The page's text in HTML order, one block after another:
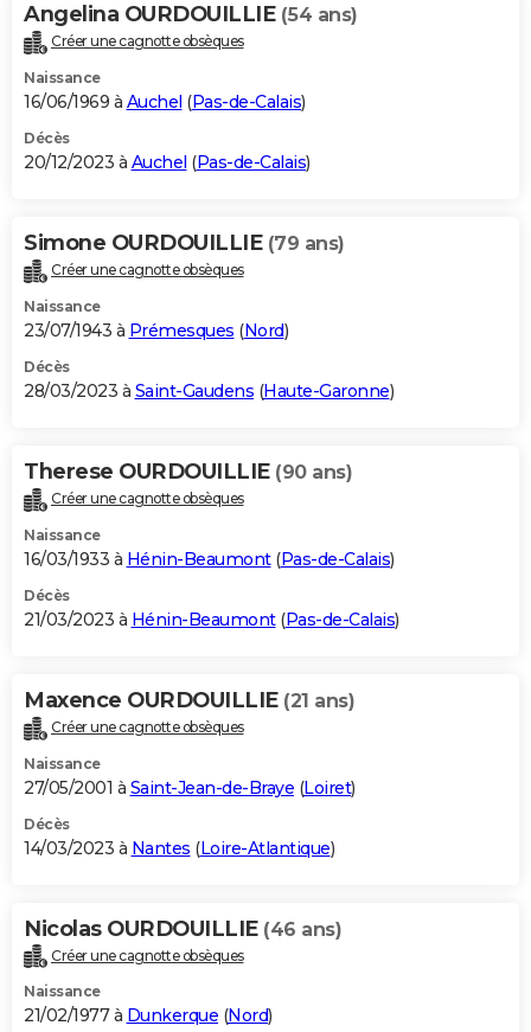
Angelina OURDOUILLIE (54 ans)
Créer une cagnotte obsèques
Naissance
16/06/1969 à Auchel (Pas-de-Calais)
Décès
20/12/2023 à Auchel (Pas-de-Calais)
Simone OURDOUILLIE (79 ans)
Créer une cagnotte obsèques
Naissance
23/07/1943 à Prémesques (Nord)
Décès
28/03/2023 à Saint-Gaudens (Haute-Garonne)
Therese OURDOUILLIE (90 ans)
Créer une cagnotte obsèques
Naissance
16/03/1933 à Hénin-Beaumont(Pas-de-Calais)
Décès
21/03/2023 à Hénin-Beaumont(Pas-de-Calais)
Maxence OURDOUILLIE (21 ans)
Créer une cagnotte obsèques
Naissance
27/05/2001 à Saint-Jean-de-Braye (Loiret)
Décès
14/03/2023 à Nantes (Loire-Atlantique)
Nicolas OURDOUILLIE (46 ans)
Créer une cagnotte obsèques
Naissance
21/02/1977 à Dunkerque (Nord)